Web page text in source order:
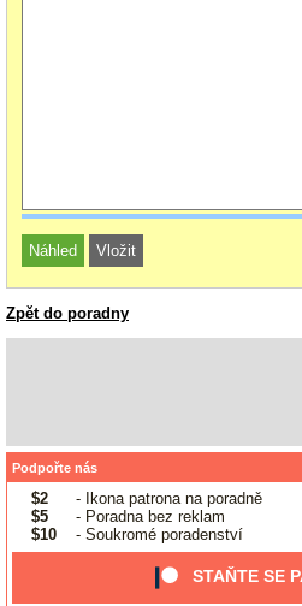
Zpět do poradny
Podpořte nás
$2
- Ikona patrona na poradně
$5
- Poradna bez reklam
$10
- Soukromé poradenství
STAŇTE SE